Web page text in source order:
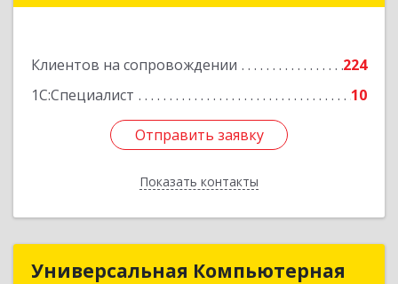
Клиентов на сопровождении
224
1С:Специалист
10
Отправить заявку
Показать контакты
Подробнее
Отправить заявку
Назад
Универсальная Компьютерная
Универсальная Компьютерная